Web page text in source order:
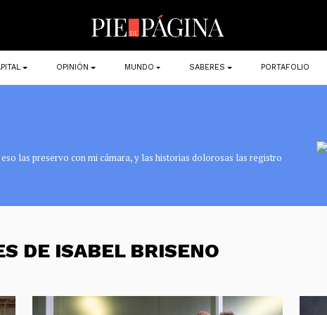
OPINIÓN MUNDO SABERES PORTAFOLIO
las preservo con mi cámara, y las historias dolorosas las registro
DE ISABEL BRISENO